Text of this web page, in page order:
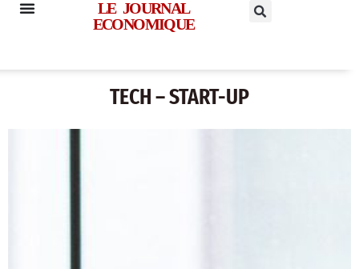
LE JOURNAL
ECONOMIQUE
TECH – START-UP